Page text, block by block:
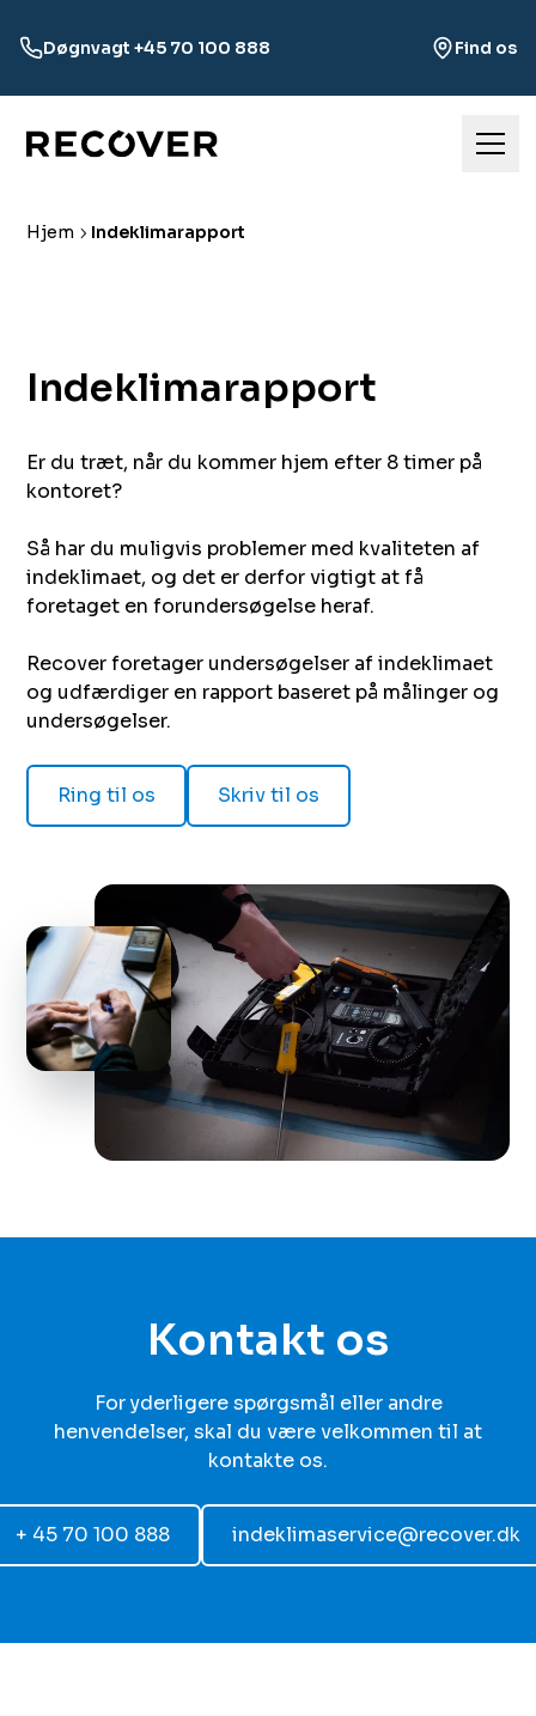
Døgnvagt +45 70 100 888 Find os
Hjem Indeklimarapport
Indeklimarapport ‌​‌ ‍‌​‍ ‍‌‍‍‌‌‍ ​‍​‍​‍ ​​‍​‍‌‍‍​‌ ​‍‌‍‌‌‌‍‌‍​‍​‍​ ‍‍​‍​‍​‍ ‌ ​ ‌ ‌​‌ ‌‌‌‍‌​‌‍‍‌‌‍ ​‍ ‌‍‍‌‌‍ ‍‌ ‌​‌‍‌‌‌‍ ‍‌ ‌​​‍ ‌‍‌‌‌‍‌​‌‍‍‌‌ ‌​​‍ ‌‍ ‌‌‍ ‌‍‌​‌‍‌‌​ ‌‌ ​​‌ ​‍‌‍‌‌‌ ​ ‌‍‌‌‌‍ ‍‌ ‌​‌‍​‌‌ ‌​‌‍‍‌‌‍ ‌‍ ‍​ ‍ ‌‍‍‌‌‍‌​​ ‌​ ​ ​ ​​​ ‌ ‌‍​‍‌‍‌‌‌‍‌‍​ ‌​​ ‍‌​‍ ‌‌‍‌‍​ ‍‌‌‍​‌​ ​ ​‍ ‌​ ‌​‌‍​‍​ ‌‍​ ‍​​‍ ‌​ ‍‌​ ‍​‌‍​‌‌‍‌​​‍ ‌​ ‍​​ ‌​​ ‌ ​ ​‌​ ​ ‌‍​‌‌‍‌‍​ ‌​‌‍​‍​ ​‌​ ​‌​ ‌‌​ ‍ ‌ ‌​‌ ‍‌‌ ​​‌‍‌‌​ ‌‌ ​ ‌‍‍‌‌ ‌​‌‍‌‌‌‌​​‌‍​‌‌‍‌ ‌‍‌‌​ ‍ ‌ ​​‌‍​‌‌ ‌​‌‍‍​​ ‌‌ ​​‌‍​‌‌‍‌ ‌‍‌‌‌​​‍‌ ‌‌‌‍‍‌‌‍ ​‌‍‌​‌‍‌‌‌ ​‍​‍‌‌​ ‌‌‌​​‍‌‌ ‌‍‍ ‌‍‌‌‌ ‍‌​‍‌‌​ ​ ‌​‌​​‍‌‌​ ​ ‌​‌​​‍‌‌​ ​‍​ ​‍​ ‌‌‌‍​ ​ ​ ‌‍‌‍‌‍​‍‌‍‌​‌‍‌‌‌‍​‍‌‍‌‌​ ​‍​ ​​‌‍​ ​‍‌‌​ ​‍​ ​‍​‍‌‌​ ‌‌‌​‌​​‍ ‍‌‍‍​‌‍‌‌‌‍​‌‌‍‌​‌‍‍‌‌‍ ‍‌‍‌ ​ ‌‍​‍‌‍​‌‌ ​ ‌‍‌‌‌‌‌‌‌ ​‍‌‍ ​​ ‌​‍‌‌​ ​‍‌​‌‍‌ ​ ‌ ‌​‌ ‌‌‌‍‌​‌‍‍‌‌‍ ​‍‌‍‌‍‍‌‌‍‌​​ ‌​ ​ ​ ​​​ ‌ ‌‍​‍‌‍‌‌‌‍‌‍​ ‌​​ ‍‌​‍ ‌‌‍‌‍​ ‍‌‌‍​‌​ ​ ​‍ ‌​ ‌​‌‍​‍​ ‌‍​ ‍​​‍ ‌​ ‍‌​ ‍​‌‍​‌‌‍‌​​‍ ‌​ ‍​​ ‌​​ ‌ ​ ​‌​ ​ ‌‍​‌‌‍‌‍​ ‌​‌‍​‍​ ​‌​ ​‌​ ‌‌​‍‌‍‌ ‌​‌ ‍‌‌ ​​‌‍‌‌​ ‌‌ ​ ‌‍‍‌‌ ‌​‌‍‌‌‌‌​​‌‍​‌‌‍‌ ‌‍‌‌​‍‌‍‌ ​​‌‍​‌‌ ‌​‌‍‍​​ ‌‌ ​​‌‍​‌‌‍‌ ‌‍‌‌‌​​‍‌ ‌‌‌‍‍‌‌‍ ​‌‍‌​‌‍‌‌‌ ​‍​‍‌‌​ ‌‌‌​​‍‌‌ ‌‍‍ ‌‍‌‌‌ ‍‌​‍‌‌​ ​ ‌​‌​​‍‌‌​ ​ ‌​‌​​‍‌‌​ ​‍​ ​‍​ ‌‌‌‍​ ​ ​ ‌‍‌‍‌‍​‍‌‍‌​‌‍‌‌‌‍​‍‌‍‌‌​ ​‍​ ​​‌‍​ ​‍‌‌​ ​‍​ ​‍​‍‌‌​ ‌‌‌​‌​​‍ ‍‌‍‍​‌‍‌‌‌‍​‌‌‍‌​‌‍‍‌‌‍ ‍‌‍‌ ​‍​‍‌ ‌​​​​‌ ‍ ​‍​‍‌‍ ‌ ​‍‌‍‍‌‌‍‌ ‌‍‍‌‌‍ ‍​‍​‍​ ‍‍​‍​‍‌ ​ ‌‍​‌‌‍ ‍‌‍‍‌‌ ‌​‌ ‍‌​‍ ‍‌‍‍‌‌‍ ​‍​‍​‍ ​​‍​‍‌‍‍​‌ ​‍‌‍‌‌‌‍‌‍​‍​‍​ ‍‍​‍​‍​‍ ‌ ​ ‌ ‌​‌ ‌‌‌‍‌​‌‍‍‌‌‍ ​‍ ‌‍‍‌‌‍ ‍‌ ‌​‌‍‌‌‌‍ ‍‌ ‌​​‍ ‌‍‌‌‌‍‌​‌‍‍‌‌ ‌​​‍ ‌‍ ‌‌‍ ‌‍‌​‌‍‌‌​ ‌‌ ​​‌ ​‍‌‍‌‌‌ ​ ‌‍‌‌‌‍ ‍‌ ‌​‌‍​‌‌ ‌​‌‍‍‌‌‍ ‌‍ ‍​ ‍ ‌‍‍‌‌‍‌​​ ‌​ ‌‍​ ​ ‌‍​‌‌‍​‍​ ‌​​ ​‍​ ​‌‌‍‌​​‍ ‌​ ‌ ​ ‌ ‌‍​ ​ ‌‍​‍ ‌​ ‌​‌‍​‌‌‍​‌‌‍​ ​‍ ‌​ ‍​​ ​​​ ‌ ​ ‍​​‍ ‌‌‍​‍​ ​ ​ ‌‍​ ​ ​ ​ ​ ​​​ ‌‌​ ‌‌​ ​ ‌‍‌‍​ ‍‌​ ‌ ​ ‍ ‌ ‌​‌ ‍‌‌ ​​‌‍‌‌​ ‌‌ ​ ‌‍‍‌‌ ‌​‌‍‌‌‌‌​​‌‍​‌‌‍‌ ‌‍‌‌​ ‍ ‌ ​​‌‍​‌‌ ‌​‌‍‍​​ ‌‌ ​​‌‍​‌‌‍‌ ‌‍‌‌‌​​‍‌ ‌‌‌‍‍‌‌‍ ​‌‍‌​‌‍‌‌‌ ​‍​‍‌‌​ ‌‌‌​​‍‌‌ ‌‍‍ ‌‍‌‌‌ ‍‌​‍‌‌​ ​ ‌​‌​​‍‌‌​ ​ ‌​‌​​‍‌‌​ ​‍​ ​‍​ ​‍​ ‍​​ ​‍​ ‌​‌‍‌‍​ ‌‍‌‍‌‌‌‍​ ​ ​​​ ‍​​ ​‍​ ‍​​‍‌‌​ ​‍​ ​‍​‍‌‌​ ‌‌‌​‌​​‍ ‍‌ ‌​‌‍‍‌‌ ‌​‌‍ ​‌‍‌‌​ ‌‍​‍‌‍​‌‌ ​ ‌‍‌‌‌‌‌‌‌ ​‍‌‍ ​​ ‌​‍‌‌​ ​‍‌​‌‍‌ ​ ‌ ‌​‌ ‌‌‌‍‌​‌‍‍‌‌‍ ​‍‌‍‌‍‍‌‌‍‌​​ ‌​ ‌‍​ ​ ‌‍​‌‌‍​‍​ ‌​​ ​‍​ ​‌‌‍‌​​‍ ‌​ ‌ ​ ‌ ‌‍​ ​ ‌‍​‍ ‌​ ‌​‌‍​‌‌‍​‌‌‍​ ​‍ ‌​ ‍​​ ​​​ ‌ ​ ‍​​‍ ‌‌‍​‍​ ​ ​ ‌‍​ ​ ​ ​ ​ ​​​ ‌‌​ ‌‌​ ​ ‌‍‌‍​ ‍‌​ ‌ ​‍‌‍‌ ‌​‌ ‍‌‌ ​​‌‍‌‌​ ‌‌ ​ ‌‍‍‌‌ ‌​‌‍‌‌‌‌​​‌‍​‌‌‍‌ ‌‍‌‌​‍‌‍‌ ​​‌‍​‌‌ ‌​‌‍‍​​ ‌‌ ​​‌‍​‌‌‍‌ ‌‍‌‌‌​​‍‌ ‌‌‌‍‍‌‌‍ ​‌‍‌​‌‍‌‌‌ ​‍​‍‌‌​ ‌‌‌​​‍‌‌ ‌‍‍ ‌‍‌‌‌ ‍‌​‍‌‌​ ​ ‌​‌​​‍‌‌​ ​ ‌​‌​​‍‌‌​ ​‍​ ​‍​ ​‍​ ‍​​ ​‍​ ‌​‌‍‌‍​ ‌‍‌‍‌‌‌‍​ ​ ​​​ ‍​​ ​‍​ ‍​​‍‌‌​ ​‍​ ​‍​‍‌‌​ ‌‌‌​‌​​‍ ‍‌ ‌​‌‍‍‌‌ ‌​‌‍ ​‌‍‌‌​‍​‍‌ ‌
Er du træt, når du kommer hjem efter 8 timer på
kontoret?
Så har du muligvis problemer med kvaliteten af
indeklimaet, og det er derfor vigtigt at få
foretaget en forundersøgelse heraf.
Recover foretager undersøgelser af indeklimaet
og udfærdiger en rapport baseret på målinger og
undersøgelser.‌ ‍ ​‍​‍‌‍ ‌ ​‍‌‍‍‌‌‍‌ ‌‍‍‌‌‍ ‍​‍​‍​ ‍‍​‍​‍‌ ​ ‌‍​‌‌‍ ‍‌‍‍‌‌ ‌​‌ ‍‌​‍ ‍‌‍‍‌‌‍ ​‍​‍​‍ ​​‍​‍‌‍‍​‌ ​‍‌‍‌‌‌‍‌‍​‍​‍​ ‍‍​‍​‍​‍ ‌ ​ ‌ ‌​‌ ‌‌‌‍‌​‌‍‍‌‌‍ ​‍ ‌‍‍‌‌‍ ‍‌ ‌​‌‍‌‌‌‍ ‍‌ ‌​​‍ ‌‍‌‌‌‍‌​‌‍‍‌‌ ‌​​‍ ‌‍ ‌‌‍ ‌‍‌​‌‍‌‌​ ‌‌ ​​‌ ​‍‌‍‌‌‌ ​ ‌‍‌‌‌‍ ‍‌ ‌​‌‍​‌‌ ‌​‌‍‍‌‌‍ ‌‍ ‍​ ‍ ‌‍‍‌‌‍‌​​ ‌​ ‌‍​ ​ ‌‍​‌‌‍​‍​ ‌​​ ​‍​ ​‌‌‍‌​​‍ ‌​ ‌ ​ ‌ ‌‍​ ​ ‌‍​‍ ‌​ ‌​‌‍​‌‌‍​‌‌‍​ ​‍ ‌​ ‍​​ ​​​ ‌ ​ ‍​​‍ ‌‌‍​‍​ ​ ​ ‌‍​ ​ ​ ​ ​ ​​​ ‌‌​ ‌‌​ ​ ‌‍‌‍​ ‍‌​ ‌ ​ ‍ ‌ ‌​‌ ‍‌‌ ​​‌‍‌‌​ ‌‌ ​ ‌‍‍‌‌ ‌​‌‍‌‌‌‌​​‌‍​‌‌‍‌ ‌‍‌‌​ ‍ ‌ ​​‌‍​‌‌ ‌​‌‍‍​​ ‌‌ ​​‌‍​‌‌‍‌ ‌‍‌‌‌​​‍‌ ‌‌‌‍‍‌‌‍ ​‌‍‌​‌‍‌‌‌ ​‍​‍‌‌​ ‌‌‌​​‍‌‌ ‌‍‍ ‌‍‌‌‌ ‍‌​‍‌‌​ ​ ‌​‌​​‍‌‌​ ​ ‌​‌​​‍‌‌​ ​‍​ ​‍​ ​‍​ ‍​​ ​‍​ ‌​‌‍‌‍​ ‌‍‌‍‌‌‌‍​ ​ ​​​ ‍​​ ​‍​ ‍​​‍‌‌​ ​‍​ ​‍​‍‌‌​ ‌‌‌​‌​​‍ ‍‌ ​ ‌ ‌‌‌‍​‍‌ ‌​‌‍‍‌‌ ‌​‌‍ ​‌‍‌‌​ ‌‍​‍‌‍​‌‌ ​ ‌‍‌‌‌‌‌‌‌ ​‍‌‍ ​​ ‌​‍‌‌​ ​‍‌​‌‍‌ ​ ‌ ‌​‌ ‌‌‌‍‌​‌‍‍‌‌‍ ​‍‌‍‌‍‍‌‌‍‌​​ ‌​ ‌‍​ ​ ‌‍​‌‌‍​‍​ ‌​​ ​‍​ ​‌‌‍‌​​‍ ‌​ ‌ ​ ‌ ‌‍​ ​ ‌‍​‍ ‌​ ‌​‌‍​‌‌‍​‌‌‍​ ​‍ ‌​ ‍​​ ​​​ ‌ ​ ‍​​‍ ‌‌‍​‍​ ​ ​ ‌‍​ ​ ​ ​ ​ ​​​ ‌‌​ ‌‌​ ​ ‌‍‌‍​ ‍‌​ ‌ ​‍‌‍‌ ‌​‌ ‍‌‌ ​​‌‍‌‌​ ‌‌ ​ ‌‍‍‌‌ ‌​‌‍‌‌‌‌​​‌‍​‌‌‍‌ ‌‍‌‌​‍‌‍‌ ​​‌‍​‌‌ ‌​‌‍‍​​ ‌‌ ​​‌‍​‌‌‍‌ ‌‍‌‌‌​​‍‌ ‌‌‌‍‍‌‌‍ ​‌‍‌​‌‍‌‌‌ ​‍​‍‌‌​ ‌‌‌​​‍‌‌ ‌‍‍ ‌‍‌‌‌ ‍‌​‍‌‌​ ​ ‌​‌​​‍‌‌​ ​ ‌​‌​​‍‌‌​ ​‍​ ​‍​ ​‍​ ‍​​ ​‍​ ‌​‌‍‌‍​ ‌‍‌‍‌‌‌‍​ ​ ​​​ ‍​​ ​‍​ ‍​​‍‌‌​ ​‍​ ​‍​‍‌‌​ ‌‌‌​‌​​‍ ‍‌ ​ ‌ ‌‌‌‍​‍‌ ‌​‌‍‍‌‌ ‌​‌‍ ​‌‍‌‌​‍​‍‌ ‌
Ring til os Skriv til os
Kontakt os
For yderligere spørgsmål eller andre
henvendelser, skal du være velkommen til at
kontakte os.
+ 45 70 100 888 indeklimaservice@recover.dk